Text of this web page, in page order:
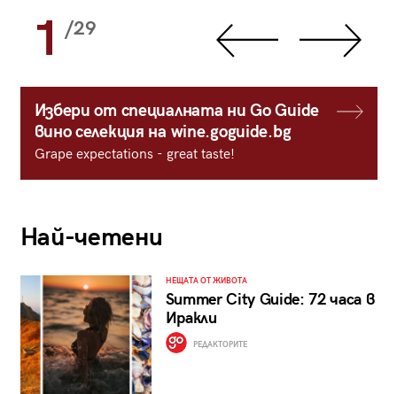
1 /29
Избери от специалната ни Go Guide
вино селекция на wine.goguide.bg
Grape expectations - great taste!
Най-четени
НЕЩАТА ОТ ЖИВОТА
Summer City Guide: 72 часа в
Иракли
РЕДАКТОРИТЕ